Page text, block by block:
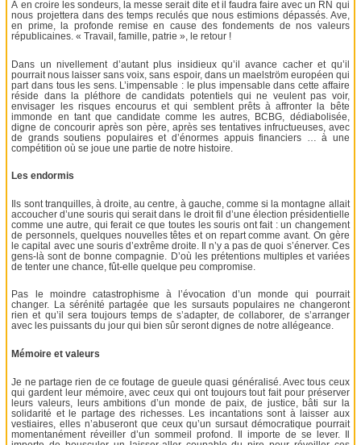
À en croire les sondeurs, la messe serait dite et il faudra faire avec un RN qui
nous projettera dans des temps reculés que nous estimions dépassés. Ave,
en prime, la profonde remise en cause des fondements de nos valeurs
républicaines. « Travail, famille, patrie », le retour !
Dans un nivellement d’autant plus insidieux qu’il avance cacher et qu’il
pourrait nous laisser sans voix, sans espoir, dans un maelström européen qui
part dans tous les sens. L’impensable : le plus impensable dans cette affaire
réside dans la pléthore de candidats potentiels qui ne veulent pas voir,
envisager les risques encourus et qui semblent prêts à affronter la bête
immonde en tant que candidate comme les autres, BCBG, dédiabolisée,
digne de concourir après son père, après ses tentatives infructueuses, avec
de grands soutiens populaires et d’énormes appuis financiers … à une
compétition où se joue une partie de notre histoire.
Les endormis
Ils sont tranquilles, à droite, au centre, à gauche, comme si la montagne allait
accoucher d’une souris qui serait dans le droit fil d’une élection présidentielle
comme une autre, qui ferait ce que toutes les souris ont fait : un changement
de personnels, quelques nouvelles têtes et on repart comme avant. On gère
le capital avec une souris d’extrême droite. Il n’y a pas de quoi s’énerver. Ces
gens-là sont de bonne compagnie. D’où les prétentions multiples et variées
de tenter une chance, fût-elle quelque peu compromise.
Pas le moindre catastrophisme à l’évocation d’un monde qui pourrait
changer. La sérénité partagée que les sursauts populaires ne changeront
rien et qu’il sera toujours temps de s’adapter, de collaborer, de s’arranger
avec les puissants du jour qui bien sûr seront dignes de notre allégeance.
Mémoire et valeurs
Je ne partage rien de ce foutage de gueule quasi généralisé. Avec tous ceux
qui gardent leur mémoire, avec ceux qui ont toujours tout fait pour préserver
leurs valeurs, leurs ambitions d’un monde de paix, de justice, bâti sur la
solidarité et le partage des richesses. Les incantations sont à laisser aux
vestiaires, elles n’abuseront que ceux qu’un sursaut démocratique pourrait
momentanément réveiller d’un sommeil profond. Il importe de se lever. Il